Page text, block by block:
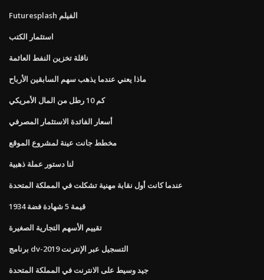
Futuresplash الفيلم
استثمار الكتب
ناقلة تخزين النفط العائمة
ماذا يعني عندما يذهب سهم السابقين الأرباح
كم 10 رطل من المال الأمريكي
أسعار الفائدة الاستثمار المصرفي
مخطط جانت عينة لمشروع الموقع
لنا دستور عملة ذهبية
عندما كانت أول نقابة مهنية تشكلت في المملكة المتحدة
قيمة 5 شهادة فضة 1934
تقييم الأسهم التجارية الصغيرة
برنامج dv-2019 التسجيل عبر الإنترنت
جيد وسيط على الانترنت في المملكة المتحدة